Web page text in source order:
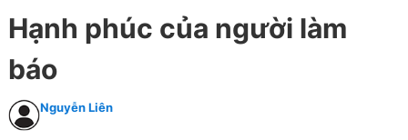
Hạnh phúc của người làm
báo
Nguyễn Liên